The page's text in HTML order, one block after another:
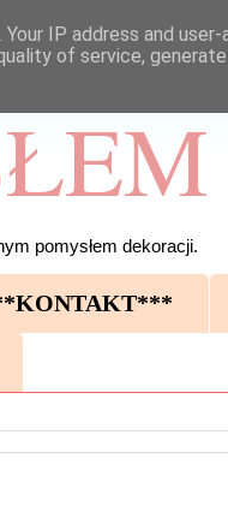
pomysłem dekoracji.
IP address and user-
of service,